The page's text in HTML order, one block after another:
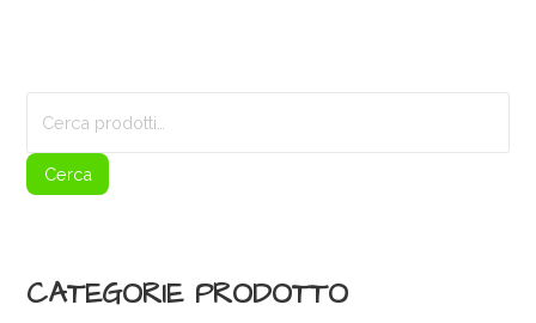
Cerca
CATEGORIE PRODOTTO